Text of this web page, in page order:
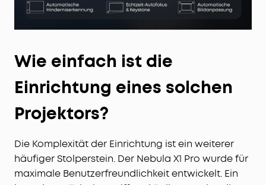
Wie einfach ist die
Einrichtung eines solchen
Projektors?
Die Komplexität der Einrichtung ist ein weiterer
häufiger Stolperstein. Der Nebula X1 Pro wurde für
maximale Benutzerfreundlichkeit entwickelt. Ein